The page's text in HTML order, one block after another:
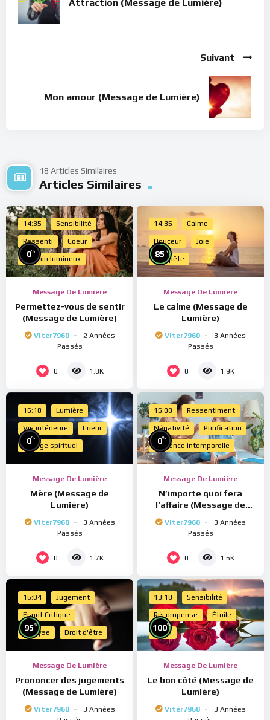
Attraction (Message de Lumière)
Suivant
Mon amour (Message de Lumière)
18 Articles Similaires
Articles Similaires
14:35 Sensibilité
Ressenti Coeur
Chemin lumineux
0%
Message De Lumière
Permettez-vous de sentir
(Message de Lumière)
Viter7960
2 Années
Passés
0 1.8K
14:35 Calme
Douceur Joie
Tempête
85%
Message De Lumière
Le calme (Message de
Lumière)
Viter7960
3 Années
Passés
0 1.9K
16:18 Lumière
Vie intérieure Coeur
Voyage spirituel
0%
Message De Lumière
Mère (Message de
Lumière)
Viter7960
3 Années
Passés
0 1.7K
15:08 Ressentiment
Négativité Purification
Présence intemporelle
0%
Message De Lumière
N’importe quoi fera
l’affaire (Message de
Viter7960
3 Années
Passés
0 1.6K
16:04 Jugement
Esprit Critique
Analyse Droit d'être
95%
Message De Lumière
Prononcer des jugements
(Message de Lumière)
Viter7960
3 Années
13:18 Sensibilité
Récompense Étoile
Merci
100%
Message De Lumière
Le bon côté (Message de
Lumière)
Viter7960
3 Années